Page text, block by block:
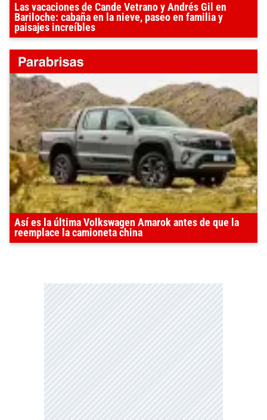
Las vacaciones de Cande Vetrano y Andrés Gil en
Bariloche: cabaña en la nieve, paseo en familia y
paisajes increíbles
Así es la última Volkswagen Amarok antes de que la
reemplace la camioneta china